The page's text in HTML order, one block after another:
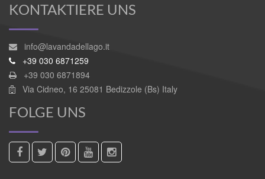
KONTAKTIERE UNS
info@lavandadellago.it
+39 030 6871259
+39 030 6871894
Via Cidneo, 16 25081 Bedizzole (Bs) Italy
FOLGE UNS